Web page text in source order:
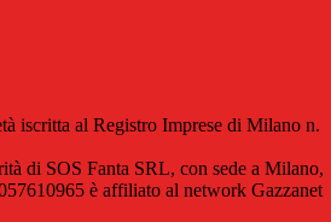
iscritta al Registro Imprese di Milano n.
di SOS Fanta SRL, con sede a Milano,
è affiliato al network Gazzanet